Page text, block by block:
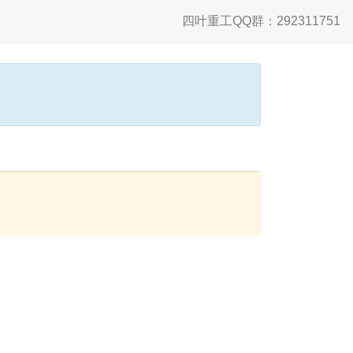
四叶重工QQ群：292311751